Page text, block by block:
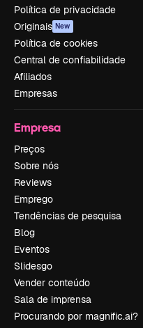
Política de privacidade
Originais New
Política de cookies
Central de confiabilidade
Afiliados
Empresas
Empresa
Preços
Sobre nós
Reviews
Emprego
Tendências de pesquisa
Blog
Eventos
Slidesgo
Vender conteúdo
Sala de imprensa
Procurando por magnific.ai?